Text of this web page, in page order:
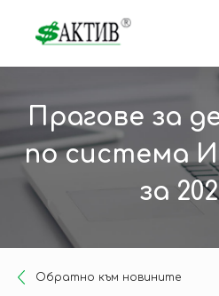
Прагове за
по система
за
Oбратно към новините